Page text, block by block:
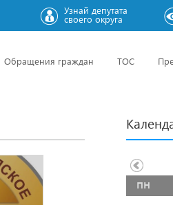
Узнай депутата
своего округа
Обращения граждан ТОС
пн